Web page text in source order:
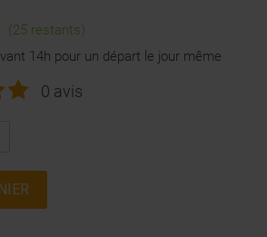
(25 restants)
14h pour un départ le jour même
0 avis